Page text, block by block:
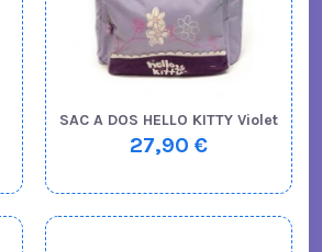
SAC A DOS HELLO KITTY Violet
27,90 €